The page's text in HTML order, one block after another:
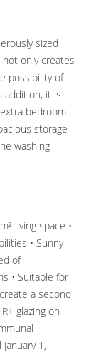
sized
only creates
possibility of
addition, it is
bedroom
storage
washing
living space •
• Sunny
of
• Suitable for
a second
glazing on
1,